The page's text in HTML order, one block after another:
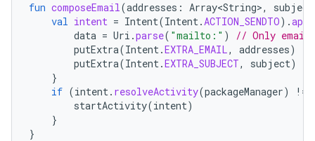
fun composeEmail(addresses : Array<String>, subject
val intent = Intent(Intent.ACTION_SENDTO).
data = Uri .parse( "mailto:" )
// Only email
putExtra(Intent.EXTRA_EMAIL, addresses)
putExtra(Intent.EXTRA_SUBJECT, subject)
}
if (intent. resolveActivity(packageManager) !=
startActivity(intent)
}
}